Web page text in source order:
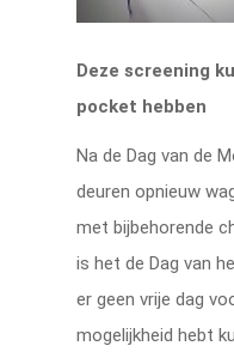
Deze screening
pocket hebben
Na de Dag van de
deuren opnieuw
met bijbehorende
is het de Dag van
er geen vrije dag
mogelijkheid hebt